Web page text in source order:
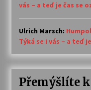
vás – a teď je čas se
Ulrich Marsch:
Týká se i vás – a teď
Přemýšlíte